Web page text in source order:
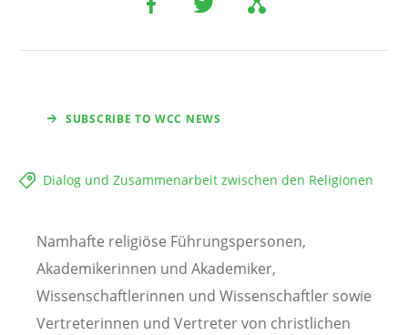
SUBSCRIBE TO WCC NEWS
Dialog und Zusammenarbeit zwischen den Religionen
Namhafte religiöse Führungspersonen,
Akademikerinnen und Akademiker,
Wissenschaftlerinnen und Wissenschaftler sowie
Vertreterinnen und Vertreter von christlichen